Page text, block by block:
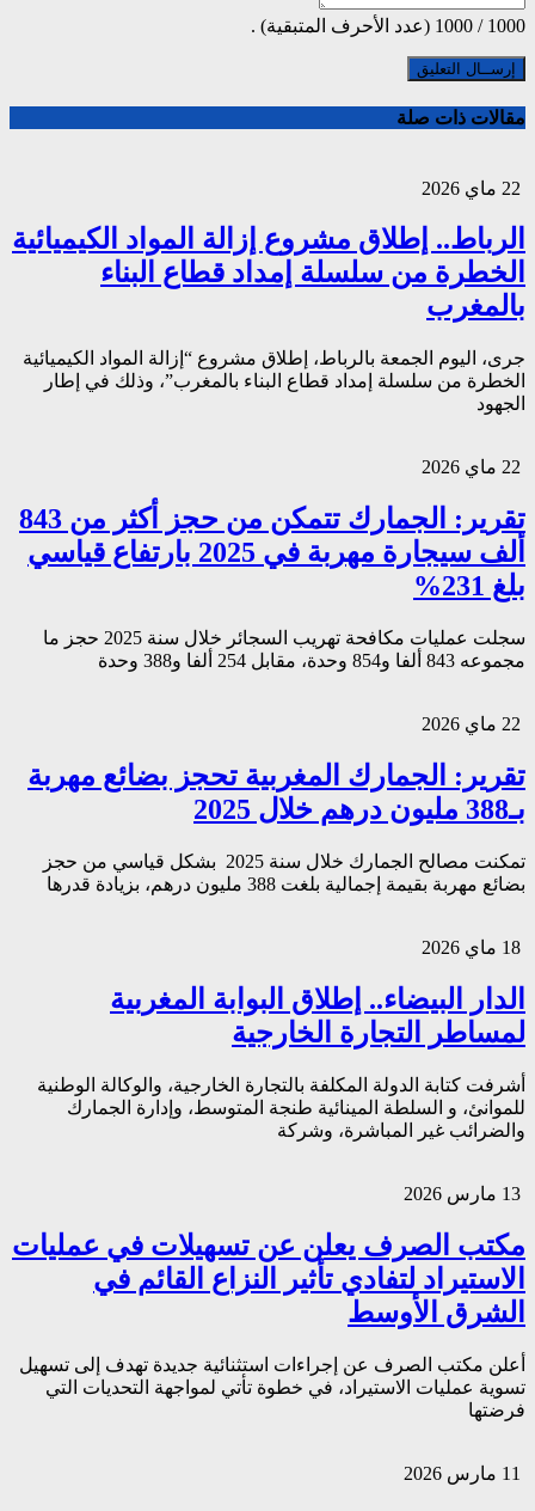
1000
/
1000 (عدد الأحرف المتبقية) .
مقالات ذات صلة
الرباط.. إطلاق مشروع إزالة المواد الكيميائية
الخطرة من سلسلة إمداد قطاع البناء
بالمغرب
جرى، اليوم الجمعة بالرباط، إطلاق مشروع “إزالة المواد الكيميائية
الخطرة من سلسلة إمداد قطاع البناء بالمغرب”، وذلك في إطار
الجهود
تقرير: الجمارك تتمكن من حجز أكثر من 843
ألف سيجارة مهربة في 2025 بارتفاع قياسي
بلغ 231%
سجلت عمليات مكافحة تهريب السجائر خلال سنة 2025 حجز ما
مجموعه 843 ألفا و854 وحدة، مقابل 254 ألفا و388 وحدة
تقرير: الجمارك المغربية تحجز بضائع مهربة
بـ388 مليون درهم خلال 2025
تمكنت مصالح الجمارك خلال سنة 2025 بشكل قياسي من حجز
بضائع مهربة بقيمة إجمالية بلغت 388 مليون درهم، بزيادة قدرها
الدار البيضاء.. إطلاق البوابة المغربية
لمساطر التجارة الخارجية
أشرفت كتابة الدولة المكلفة بالتجارة الخارجية، والوكالة الوطنية
للموانئ، و السلطة المينائية طنجة المتوسط، وإدارة الجمارك
والضرائب غير المباشرة، وشركة
مكتب الصرف يعلن عن تسهيلات في عمليات
الاستيراد لتفادي تأثير النزاع القائم في
الشرق الأوسط
أعلن مكتب الصرف عن إجراءات استثنائية جديدة تهدف إلى تسهيل
تسوية عمليات الاستيراد، في خطوة تأتي لمواجهة التحديات التي
فرضتها